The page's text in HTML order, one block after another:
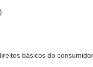
básicos do